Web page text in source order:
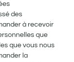
des
à recevoir
que
que vous nous
la